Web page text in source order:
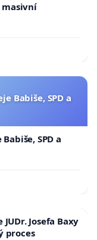
masivní
Babiše, SPD a
SPD a
Josefa Baxy
proces